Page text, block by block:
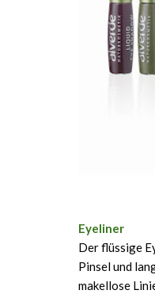
Eyeliner
Der flüssige
Pinsel und
makellose